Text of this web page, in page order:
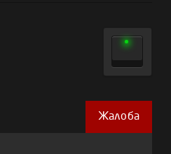
Жалоба